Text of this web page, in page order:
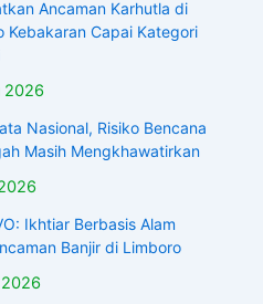
Ancaman Karhutla di
Kebakaran Capai Kategori
2026
Nasional, Risiko Bencana
Masih Mengkhawatirkan
Ikhtiar Berbasis Alam
Banjir di Limboro